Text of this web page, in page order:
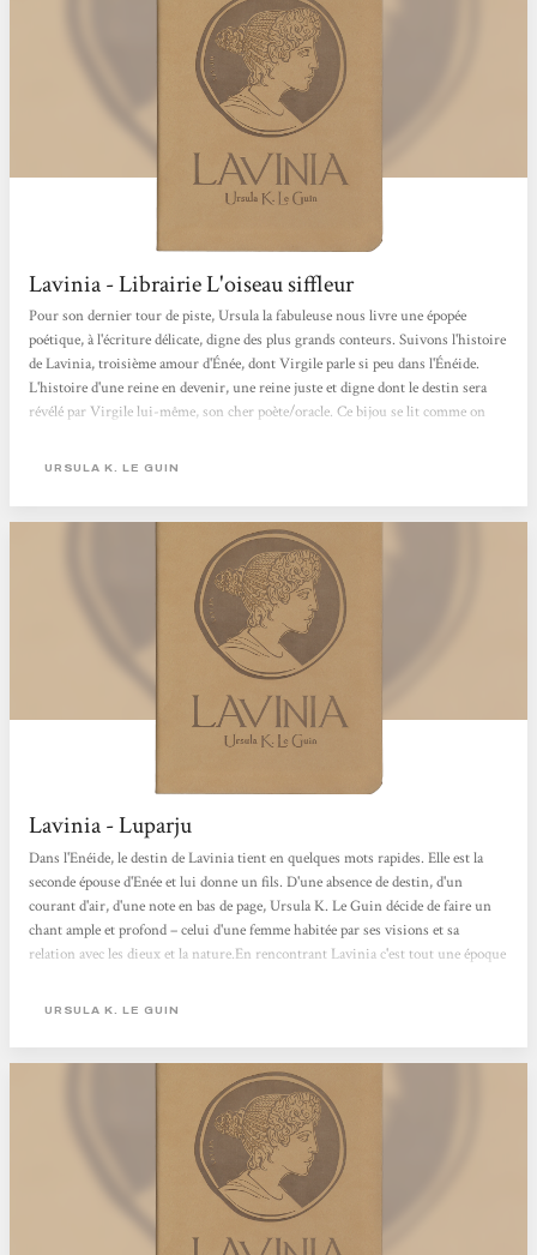
Lavinia - Librairie L'oiseau siffleur
Pour son dernier tour de piste, Ursula la fabuleuse nous livre une épopée
poétique, à l'écriture délicate, digne des plus grands conteurs. Suivons l'histoire
de Lavinia, troisième amour d'Énée, dont Virgile parle si peu dans l'Énéide.
L'histoire d'une reine en devenir, une reine juste et digne dont le destin sera
révélé par Virgile lui-même, son cher poète/oracle. Ce bijou se lit comme on
URSULA K. LE GUIN
Lavinia - Luparju
Dans l'Enéide, le destin de Lavinia tient en quelques mots rapides. Elle est la
seconde épouse d'Enée et lui donne un fils. D'une absence de destin, d'un
courant d'air, d'une note en bas de page, Ursula K. Le Guin décide de faire un
chant ample et profond – celui d'une femme habitée par ses visions et sa
relation avec les dieux et la nature.En rencontrant Lavinia c'est tout une époque
régime politique et religieux.Une fois de plus j'ai adoré lire la plume puissante
URSULA K. LE GUIN